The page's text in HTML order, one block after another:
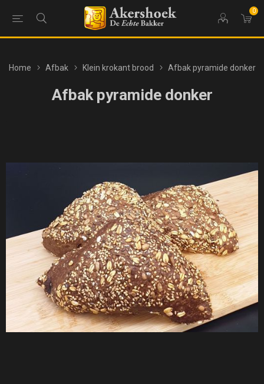
0
Home Afbak Klein krokant brood Afbak pyramide donker
Afbak pyramide donker